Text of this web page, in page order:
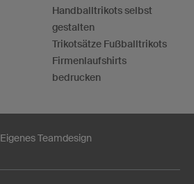
Handballtrikots selbst
gestalten
Trikotsätze Fußballtrikots
Firmenlaufshirts
bedrucken
Eigenes Teamdesign